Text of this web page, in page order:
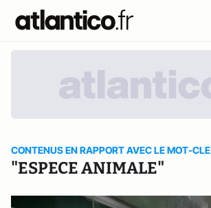
CONTENUS EN RAPPORT AVEC LE MOT-CLE
"ESPECE ANIMALE"